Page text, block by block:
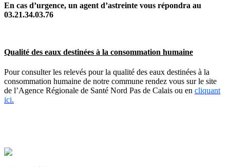
En cas d’urgence, un agent d’astreinte vous répondra au
03.21.34.03.76
Qualité des eaux destinées à la consommation humaine
Pour consulter les relevés pour la qualité des eaux destinées à la
consommation humaine de notre commune rendez vous sur le site
de l’Agence Régionale de Santé Nord Pas de Calais ou en cliquant
ici.